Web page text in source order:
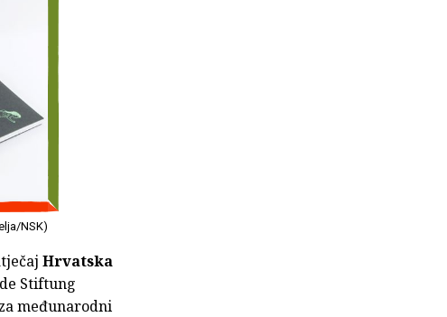
NSK)
Hrvatska
Stiftung
međunarodni